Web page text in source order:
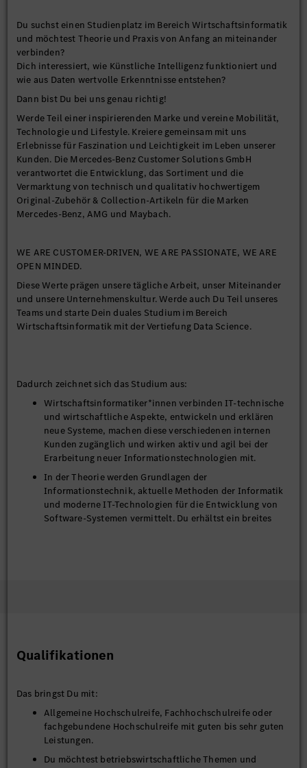
Du suchst einen Studienplatz im Bereich Wirtschaftsinformatik
und möchtest Theorie und Praxis von Anfang an miteinander
verbinden?
Dich interessiert, wie Künstliche Intelligenz funktioniert und
wie aus Daten wertvolle Erkenntnisse entstehen?
Dann bist Du bei uns genau richtig!
Werde Teil einer inspirierenden Marke und vereine Mobilität,
Technologie und Lifestyle. Kreiere gemeinsam mit uns
Erlebnisse für Faszination und Leichtigkeit im Leben unserer
Kunden. Die Mercedes-Benz Customer Solutions GmbH
verantwortet die Entwicklung, das Sortiment und die
Vermarktung von technisch und qualitativ hochwertigem
Original-Zubehör & Collection-Artikeln für die Marken
Mercedes-Benz, AMG und Maybach.
WE ARE CUSTOMER-DRIVEN, WE ARE PASSIONATE, WE ARE
OPEN MINDED.
Diese Werte prägen unsere tägliche Arbeit, unser Miteinander
und unsere Unternehmenskultur. Werde auch Du Teil unseres
Teams und starte Dein duales Studium im Bereich
Wirtschaftsinformatik mit der Vertiefung Data Science.
Dadurch zeichnet sich das Studium aus:
Wirtschaftsinformatiker*innen verbinden IT-technische
und wirtschaftliche Aspekte, entwickeln und erklären
neue Systeme, machen diese verschiedenen internen
Kunden zugänglich und wirken aktiv und agil bei der
Erarbeitung neuer Informationstechnologien mit.
In der Theorie werden Grundlagen der
Informationstechnik, aktuelle Methoden der Informatik
und moderne IT-Technologien für die Entwicklung von
Software-Systemen vermittelt. Du erhältst ein breites
Fragestellungen eingesetzt werden kann.
informationstechnologische als auch
betriebswirtschaftliche Funktionsbereiche kennen. Du
erlernst den kompetenten Umgang mit
Anwendungsprogrammen und verschiedenen Entwickler-
Qualifikationen
Das bringst Du mit:
Allgemeine Hochschulreife, Fachhochschulreife oder
fachgebundene Hochschulreife mit guten bis sehr guten
Leistungen.
Du möchtest betriebswirtschaftliche Themen und